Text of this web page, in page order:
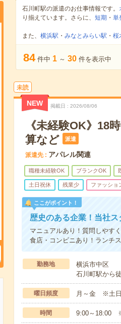
石川町駅の派遣のお仕事情報です。
り揃えています。さらに、 短期 ・ 単
また、 横浜駅 ・ みなとみらい駅 ・ 桜
84 件中 1 ～ 30 件を表示中
未読
NEW 掲載日 2026/08/06
《未経験OK》18
算など
派遣
派遣先 アパレル関連
職種未経験OK ブランクOK
土日祝休 残業少 ファッショ
ここがポイント！
歴史のある企業！当社ス
マニュアルあり！質問しやす
食店・コンビニあり！ランチ
勤務地
横浜市中区
石川町駅から
曜日頻度 月～金 ※土
時間 9:00～18:00 ※